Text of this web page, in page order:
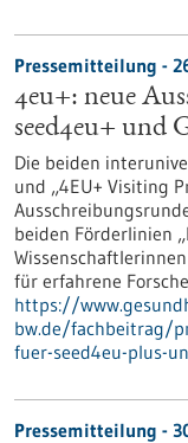
Pressemitteilung -
4eu+: neue
seed4eu+ und
Die beiden
und „4EU+ Visiting
beiden Förderlinien
für erfahrene
https://
bw.de/fachbeitrag/
fuer-seed4eu-plus-
Pressemitteilung -